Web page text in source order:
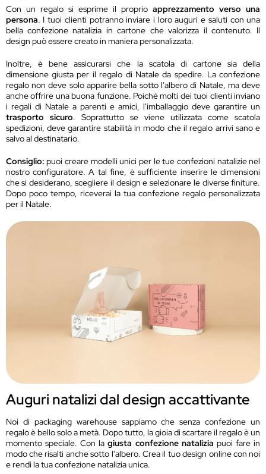
Con un regalo si esprime il proprioapprezzamento verso una
persona. I tuoi clienti potranno inviare i loro auguri e saluti con una
bella confezione natalizia in cartone che valorizza il contenuto. Il
design può essere creato in maniera personalizzata.
Inoltre, è bene assicurarsi che la scatola di cartone sia della
dimensione giusta per il regalo di Natale da spedire. La confezione
regalo non deve solo apparire bella sotto l'albero di Natale, ma deve
anche offrire una buona funzione. Poiché molti dei tuoi clienti inviano
i regali di Natale a parenti e amici, l'imballaggio deve garantire un
trasporto sicuro. Soprattutto se viene utilizzata come scatola
spedizioni, deve garantire stabilità in modo che il regalo arrivi sano e
salvo al destinatario.
Consiglio: puoi creare modelli unici per le tue confezioni natalizie nel
nostro configuratore. A tal fine, è sufficiente inserire le dimensioni
che si desiderano, scegliere il design e selezionare le diverse finiture.
Dopo poco tempo, riceverai la tua confezione regalo personalizzata
per il Natale.
Auguri natalizi dal design accattivante
Noi di packaging warehouse sappiamo che senza confezione un
regalo è bello solo a metà. Dopo tutto, la gioia di scartare il regalo è un
momento speciale. Con lagiusta confezione natalizia puoi fare in
modo che risalti anche sotto l'albero. Crea il tuo design online con noi
e rendi la tua confezione natalizia unica.